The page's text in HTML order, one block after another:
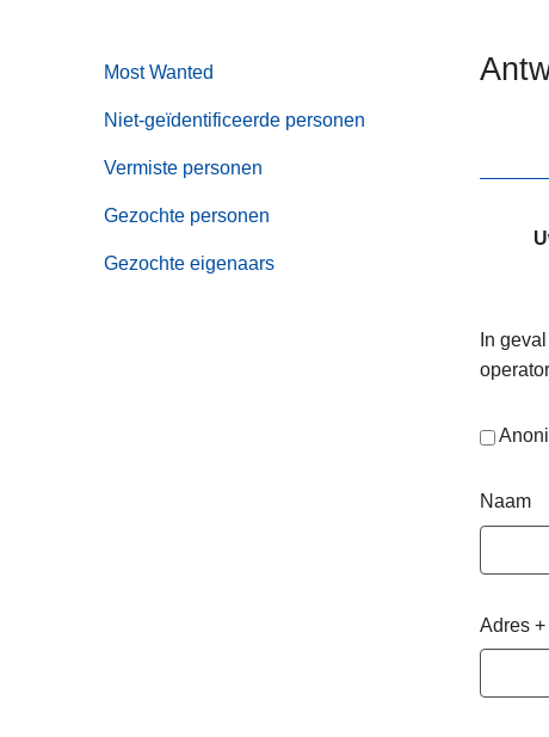
Most Wanted
Niet-geïdentificeerde personen
Vermiste personen
Gezochte personen
Gezochte eigenaars
In
Naam
Adres